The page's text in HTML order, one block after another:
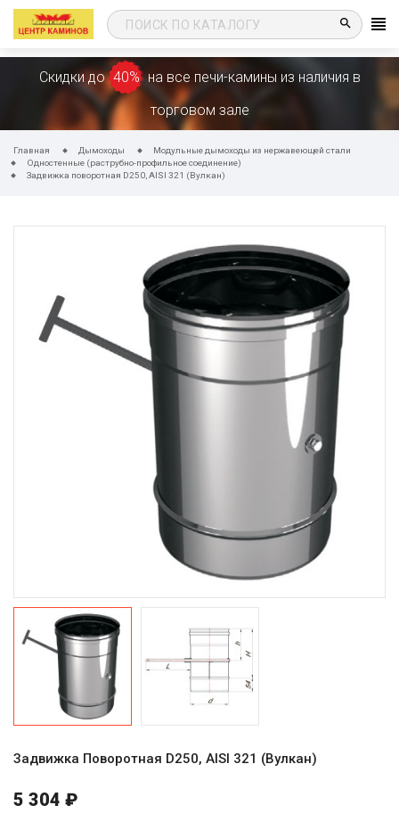
search
Скидки до 40% на все печи-камины из наличия в
торговом зале
Главная Дымоходы
Модульные дымоходы из нержавеющей стали
Одностенные (раструбно-профильное соединение)
Задвижка поворотная D250, AISI 321 (Вулкан)
Задвижка Поворотная D250, AISI 321 (Вулкан)
5 304 ₽